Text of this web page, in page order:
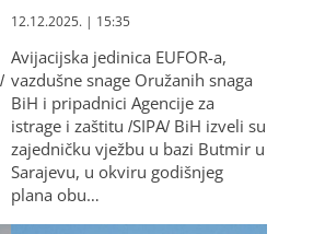
12.12.2025. | 15:35
Avijacijska jedinica EUFOR-a,
vazdušne snage Oružanih snaga
BiH i pripadnici Agencije za
istrage i zaštitu /SIPA/ BiH izveli su
zajedničku vježbu u bazi Butmir u
Sarajevu, u okviru godišnjeg
plana obu…